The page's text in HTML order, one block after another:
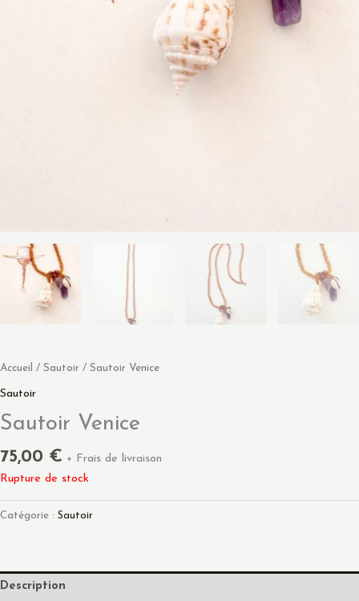
Accueil / Sautoir / Sautoir Venice
Sautoir
Sautoir Venice
75,00 € + Frais de livraison
Rupture de stock
Catégorie : Sautoir
Description